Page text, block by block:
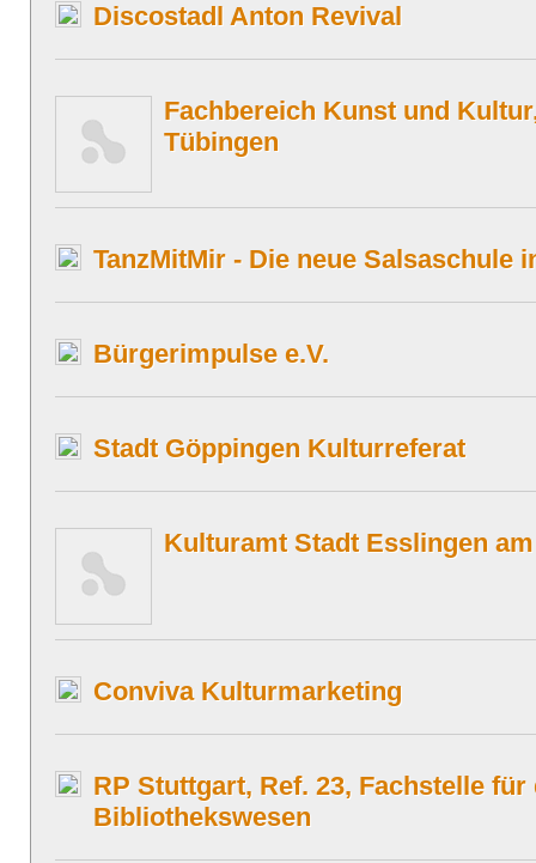
Discostadl Anton Revival
Fachbereich Kunst und
Tübingen
TanzMitMir - Die neue Salsaschule
Bürgerimpulse e.V.
Stadt Göppingen Kulturreferat
Kulturamt Stadt Esslingen
Conviva Kulturmarketing
RP Stuttgart, Ref. 23, Fachstelle
Bibliothekswesen